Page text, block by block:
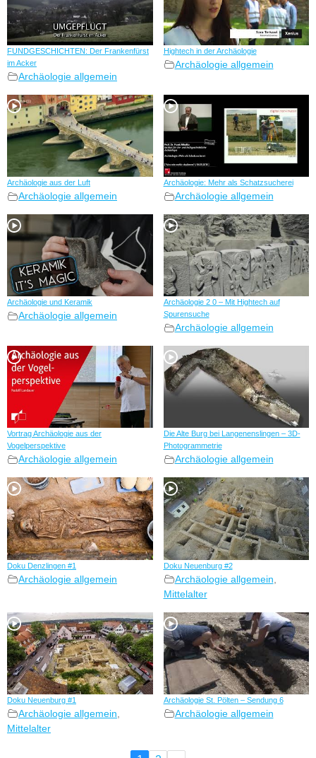
FUNDGESCHICHTEN: Der Frankenfürst
im Acker
Archäologie allgemein
Hightech in der Archäologie
Archäologie allgemein
Archäologie aus der Luft
Archäologie allgemein
Archäologie: Mehr als Schatzsucherei
Archäologie allgemein
Archäologie und Keramik
Archäologie allgemein
Archäologie 2 0 – Mit Hightech auf
Spurensuche
Archäologie allgemein
Vortrag Archäologie aus der
Vogelperspektive
Archäologie allgemein
Die Alte Burg bei Langenenslingen – 3D-
Photogrammetrie
Archäologie allgemein
Doku Denzlingen #1
Archäologie allgemein
Doku Neuenburg #2
Archäologie allgemein
Mittelalter
Doku Neuenburg #1
Archäologie allgemein
Mittelalter
Archäologie St. Pölten – Sendung 6
Archäologie allgemein